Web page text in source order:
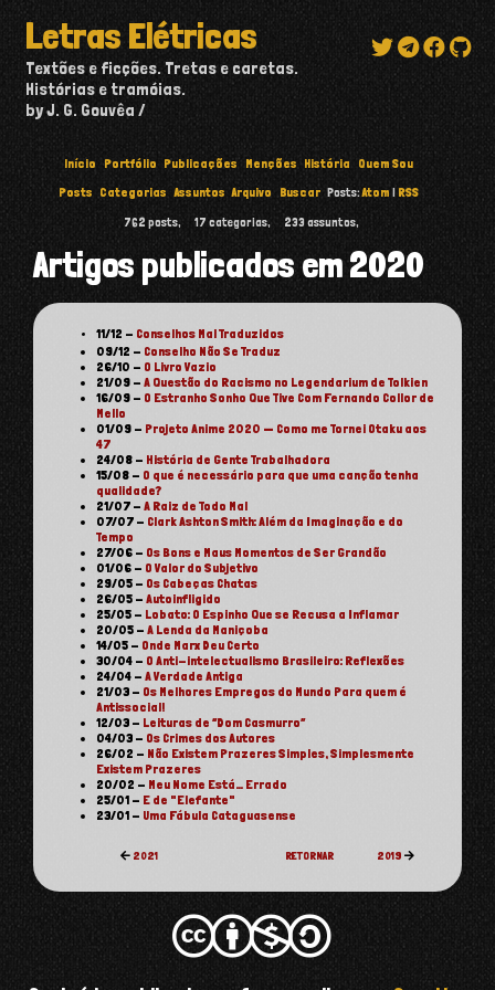
Letras Elétricas
Textões e ficções. Tretas e caretas.
Histórias e tramóias.
by J. G. Gouvêa
Início Portfólio Publicações Menções História
Quem Sou
Posts Categorias Assuntos Arquivo Buscar Posts:Atom | RSS
762 posts, 17 categorias, 233assuntos,
Artigos publicados em 2020
11/12 - Conselhos Mal Traduzidos
09/12 - Conselho Não Se Traduz
26/10 - O Livro Vazio
21/09 -A Questão do Racismo no Legendarium de Tolkien
16/09 - O Estranho Sonho Que Tive Com Fernando Collor de
Mello
01/09 - Projeto Anime 2020 — Como me Tornei Otaku aos
47
24/08 - História de Gente Trabalhadora
15/08 - O que é necessário para que uma canção tenha
qualidade?
21/07 -A Raiz de Todo Mal
07/07 - Clark Ashton Smith: Além da Imaginação e do
Tempo
27/06 - Os Bons e Maus Momentos de Ser Grandão
01/06 - O Valor do Subjetivo
29/05 - Os Cabeças Chatas
26/05 -Autoinfligido
25/05 - Lobato: O Espinho Que se Recusa a Inflamar
20/05 -A Lenda da Maniçoba
14/05 - Onde Marx Deu Certo
30/04 - O Anti-intelectualismo Brasileiro: Reflexões
24/04 -A Verdade Antiga
21/03 - Os Melhores Empregos do Mundo Para quem é
Antissocial!
12/03 - Leituras de “Dom Casmurro”
04/03 - Os Crimes dos Autores
26/02 - Não Existem Prazeres Simples, Simplesmente
Existem Prazeres
20/02 - Meu Nome Está… Errado
25/01 - E de "Elefante"
23/01 - Uma Fábula Cataguasense
2021 RETORNAR 2019